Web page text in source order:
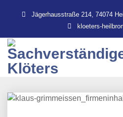
Jägerhausstraße 214, 74074
kloeters-